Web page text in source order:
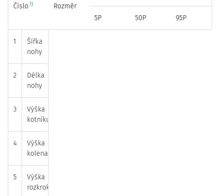
Číslo 1) Rozměr
5P 50P 95P
1
Šířka
nohy
2
Délka
nohy
3
Výška
kotníku
4
Výška
kolena
5
Výška
rozkroku